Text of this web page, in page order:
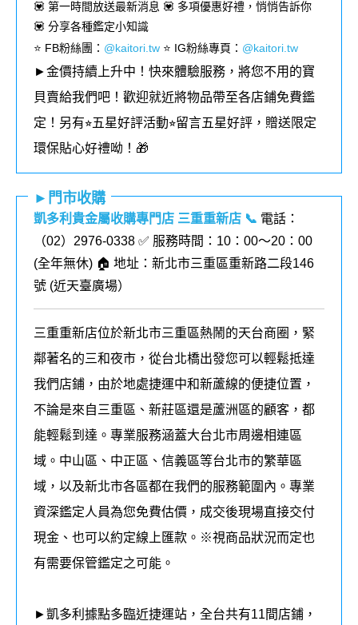
💟 第一時間放送最新消息 💟 多項優惠好禮，悄悄告訴你
💟 分享各種鑑定小知識
⭐️ FB粉絲團 ： @kaitori.tw ⭐️ IG粉絲專頁 ： @kaitori.tw
►金價持續上升中！快來體驗服務，將您不用的寶
貝賣給我們吧！歡迎就近將物品帶至各店鋪免費鑑
定！ 另有⭐︎五星好評活動⭐︎留言五星好評，贈送限定
環保貼心好禮呦！🎁
►門市收購
凱多利貴金屬收購專門店 三重重新店 📞 電話：
（02）2976-0338 ✅ 服務時間：10：00～20：00
(全年無休) 🏠 地址：新北市三重區重新路二段146
號 (近天臺廣場）
三重重新店位於新北市三重區熱鬧的天台商圈，緊
鄰著名的三和夜市，從台北橋出發您可以輕鬆抵達
我們店鋪，由於地處捷運中和新蘆線的便捷位置，
不論是來自三重區、新莊區還是蘆洲區的顧客，都
能輕鬆到達。專業服務涵蓋大台北市周邊相連區
域。中山區、中正區、信義區等台北市的繁華區
域，以及新北市各區都在我們的服務範圍內 。 專業
資深鑑定人員為您免費估價，成交後現場直接交付
現金、也可以約定線上匯款。 ※視商品狀況而定也
有需要保管鑑定之可能。
►凱多利據點多臨近捷運站，全台共有11間店鋪，